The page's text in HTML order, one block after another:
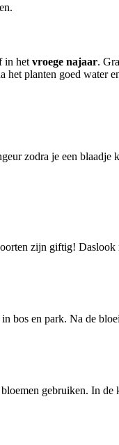
in het vroege najaar.
planten goed water
zodra je een
zijn giftig!
bos en park. Na de
gebruiken. In